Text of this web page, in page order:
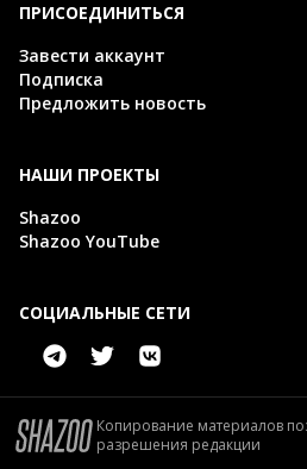
ПРИСОЕДИНИТЬСЯ
Завести аккаунт
Подписка
Предложить новость
НАШИ ПРОЕКТЫ
Shazoo
Shazoo YouTube
СОЦИАЛЬНЫЕ СЕТИ
Копирование материалов
разрешения редакции